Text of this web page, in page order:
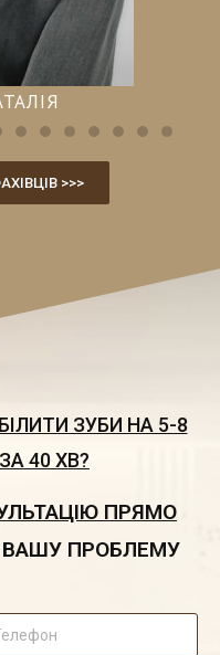
>>>
ЗУБИ НА 5-8
40 ХВ?
ПРЯМО
ВАШУ ПРОБЛЕМУ